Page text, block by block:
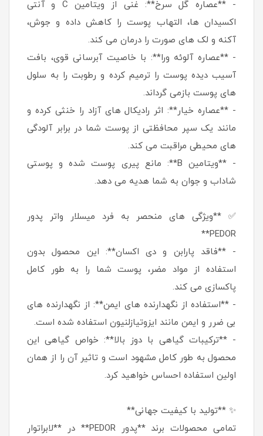
- **عصاره گل سرخ**: غنی از ویتامین C و آنتی
اکسیدان ها، التهاب پوست را کاهش داده و جوش،
آکنه و لک های صورت را درمان می کند.
- **عصاره آلوئه ورا**: با خاصیت آبرسانی قوی، بافت
آسیب دیده پوست را ترمیم کرده و رطوبت را به سلول
های پوست بازمی گرداند.
- **عصاره خیار**: اثر رادیکال های آزاد را خنثی کرده و
مانند یک سپر محافظتی از پوست شما در برابر آلودگی
های محیطی مراقبت می کند.
- **ویتامین B**: مانع پیری پوست شده و پوستی
شاداب و جوان به شما هدیه می دهد.
✅ **ویژگی های منحصر به فرد میسلار واتر پدور
PEDOR**
- **فاقد پارابن و دی اکسان**: این محصول بدون
استفاده از مواد مضر، پوست شما را به طور کامل
پاکسازی می کند.
- **استفاده از نگهدارنده های ایمن**: از نگهدارنده های
بی ضرر و ایمن مانند ایزوتیازلنیون استفاده شده است.
- **ترکیبات گیاهی با دوز بالا**: خواص گیاهی این
محصول به طور کامل مشهود است و تاثیر آن را از همان
اولین استفاده احساس خواهید کرد.
✨ **تولید با کیفیت جهانی**
تمامی محصولات برند **پدور PEDOR** در **لابراتوار